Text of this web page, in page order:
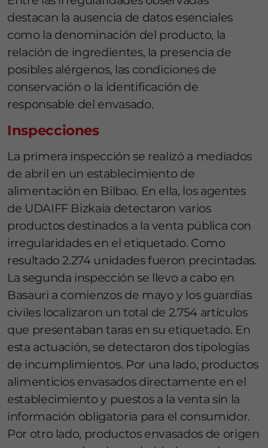
destacan la ausencia de datos esenciales
como la denominación del producto, la
relación de ingredientes, la presencia de
posibles alérgenos, las condiciones de
conservación o la identificación de
responsable del envasado.
Inspecciones
La primera inspección se realizó a mediados
de abril en un establecimiento de
alimentación en Bilbao. En ella, los agentes
de UDAIFF Bizkaia detectaron varios
productos destinados a la venta pública con
irregularidades en el etiquetado. Como
resultado 2.274 unidades fueron precintadas.
La segunda inspección se llevo a cabo en
Basauri a comienzos de mayo y los guardias
civiles localizaron un total de 2.754 artículos
que presentaban taras en su etiquetado. En
esta actuación, se detectaron dos tipologías
de incumplimientos. Por una lado, productos
alimenticios envasados directamente en el
establecimiento y puestos a la venta sin la
información obligatoria para el consumidor.
Por otro lado, productos envasados de origen